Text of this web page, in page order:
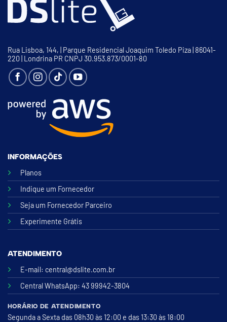
Rua Lisboa, 144, | Parque Residencial Joaquim Toledo Piza | 86041-
220 | Londrina PR CNPJ 30.953.873/0001-80
INFORMAÇÕES
Planos
Indique um Fornecedor
Seja um Fornecedor Parceiro
Experimente Grátis
ATENDIMENTO
E-mail: central@dslite.com.br
Central WhatsApp: 43 99942-3804
HORÁRIO DE ATENDIMENTO
Segunda a Sexta das 08h30 às 12:00 e das 13:30 às 18:00